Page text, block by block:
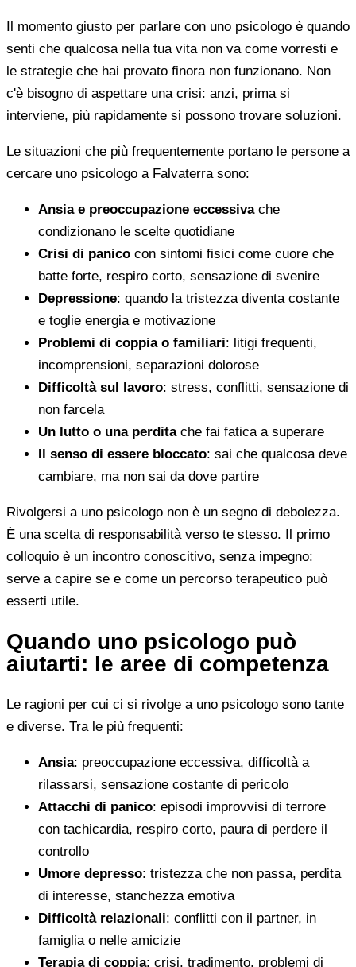
Il momento giusto per parlare con uno psicologo è quando
senti che qualcosa nella tua vita non va come vorresti e
le strategie che hai provato finora non funzionano. Non
c'è bisogno di aspettare una crisi: anzi, prima si
interviene, più rapidamente si possono trovare soluzioni.
Le situazioni che più frequentemente portano le persone a
cercare uno psicologo a Falvaterra sono:
Ansia e preoccupazione eccessivache
condizionano le scelte quotidiane
Crisi di panico con sintomi fisici come cuore che
batte forte, respiro corto, sensazione di svenire
Depressione: quando la tristezza diventa costante
e toglie energia e motivazione
Problemi di coppia o familiari: litigi frequenti,
incomprensioni, separazioni dolorose
Difficoltà sul lavoro: stress, conflitti, sensazione di
non farcela
Un lutto o una perditache fai fatica a superare
Il senso di essere bloccato: sai che qualcosa deve
cambiare, ma non sai da dove partire
Rivolgersi a uno psicologo non è un segno di debolezza.
È una scelta di responsabilità verso te stesso. Il primo
colloquio è un incontro conoscitivo, senza impegno:
serve a capire se e come un percorso terapeutico può
esserti utile.
Quando uno psicologo può
aiutarti: le aree di competenza
Le ragioni per cui ci si rivolge a uno psicologo sono tante
e diverse. Tra le più frequenti:
Ansia: preoccupazione eccessiva, difficoltà a
rilassarsi, sensazione costante di pericolo
Attacchi di panico: episodi improvvisi di terrore
con tachicardia, respiro corto, paura di perdere il
controllo
Umore depresso: tristezza che non passa, perdita
di interesse, stanchezza emotiva
Difficoltà relazionali: conflitti con il partner, in
famiglia o nelle amicizie
Terapia di coppia: crisi, tradimento, problemi di